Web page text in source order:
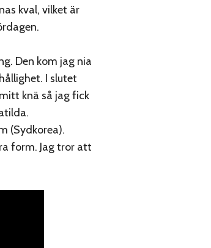
kval, vilket är
Den kom jag nia
I slutet
knä så jag fick
(Sydkorea).
form. Jag tror att